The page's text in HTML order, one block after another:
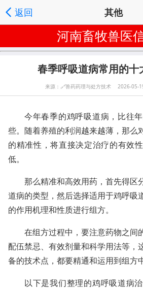
返回 其他
河南畜牧兽医
春季呼吸道病常用的十
来源： 🔗兽药药理与处方技术 2026-05-
今年春季的鸡呼吸道病，比往
些。随着养殖的利润越来越薄，那么
的精准性，将直接决定治疗的有效
低。
那么精准和高效用药，首先得区
道病的类型，然后选择适用于鸡呼吸
的作用机理和性质进行组方。
在组方过程中，要注意药物之间
配伍禁忌、有效剂量和科学用法等，
备的技术点，都要精通和运用到组方中
以下是我们整理的鸡呼吸道病